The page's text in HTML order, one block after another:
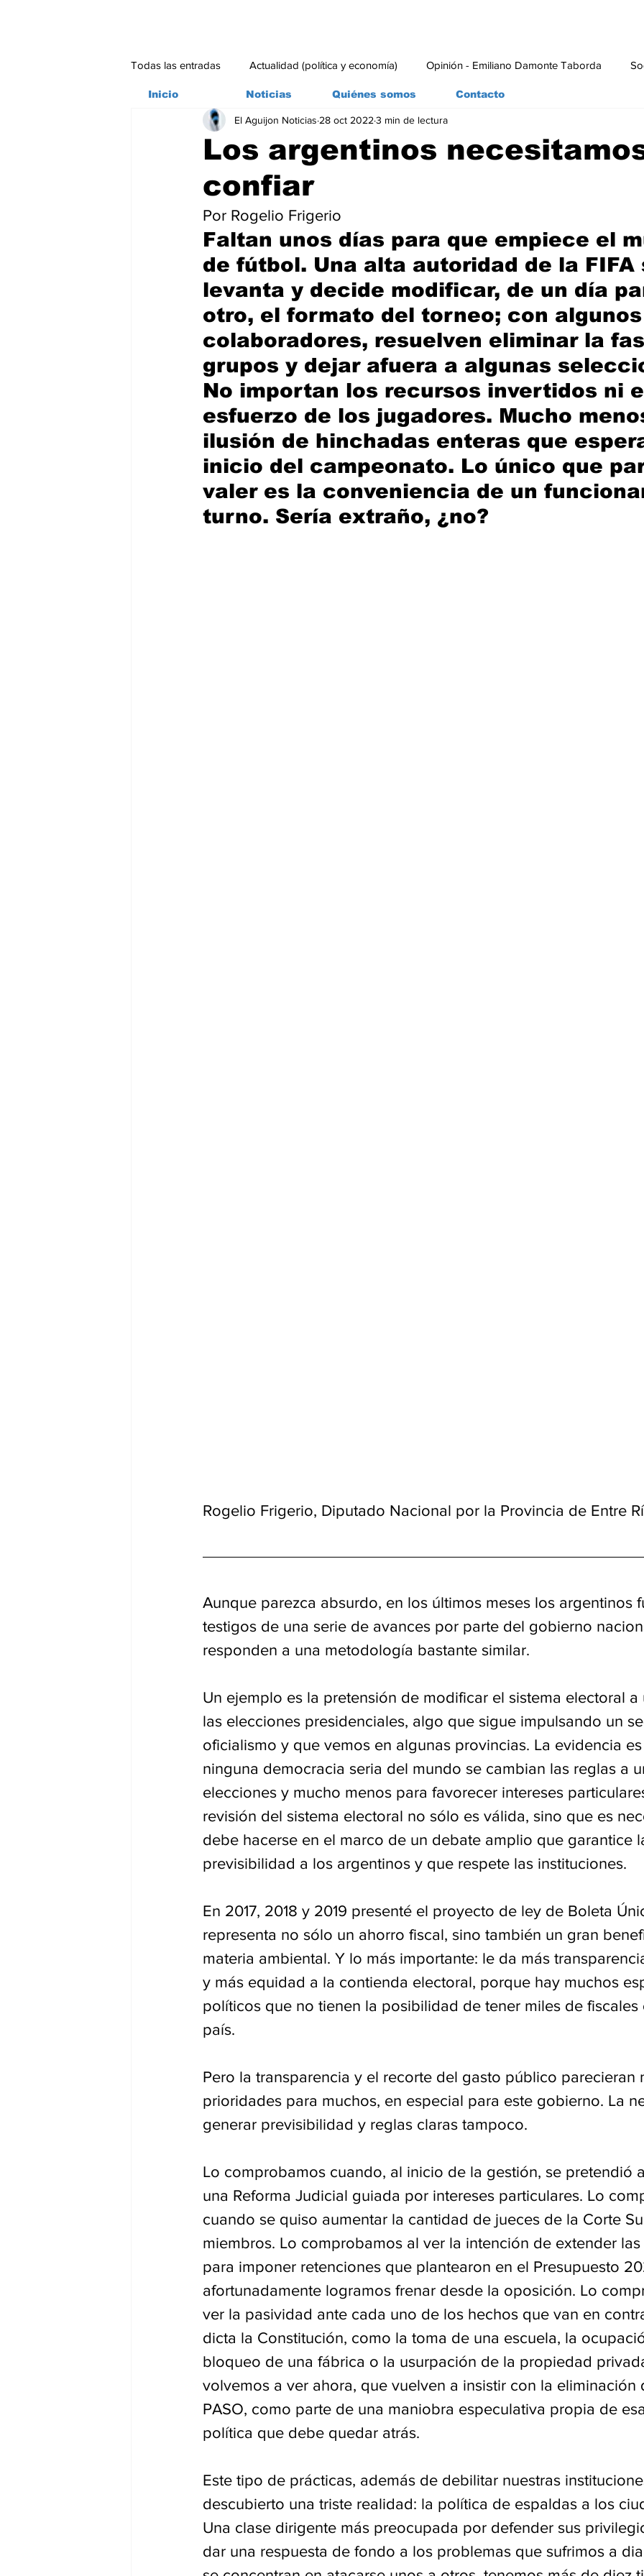
Todas las entradas Actualidad (política y economía) Opinión - Emiliano Damonte Taborda
Ambiente Editorial Economía y Producción
Los argentinos
confiar
El Aguijon Noticias 28 oct 2022 3 min de lectura
Faltan unos días para que empiece el
de fútbol. Una alta autoridad de la FIFA
levanta y decide modificar, de un día
otro, el formato del torneo; con algunos
colaboradores, resuelven eliminar la
grupos y dejar afuera a algunas
No importan los recursos invertidos ni
esfuerzo de los jugadores. Mucho
ilusión de hinchadas enteras que
inicio del campeonato. Lo único que
valer es la conveniencia de un
turno. Sería extraño, ¿no?
Rogelio Frigerio, Diputado Nacional por la Provincia de Entre
Aunque parezca absurdo, en los últimos meses los argentinos
testigos de una serie de avances por parte del gobierno
responden a una metodología bastante similar.
Un ejemplo es la pretensión de modificar el sistema electoral a
las elecciones presidenciales, algo que sigue impulsando un
oficialismo y que vemos en algunas provincias. La evidencia
ninguna democracia seria del mundo se cambian las reglas a
elecciones y mucho menos para favorecer intereses
revisión del sistema electoral no sólo es válida, sino que es
debe hacerse en el marco de un debate amplio que garantice
previsibilidad a los argentinos y que respete las instituciones.
En 2017, 2018 y 2019 presenté el proyecto de ley de Boleta
representa no sólo un ahorro fiscal, sino también un gran
materia ambiental. Y lo más importante: le da más
y más equidad a la contienda electoral, porque hay muchos
políticos que no tienen la posibilidad de tener miles de fiscales
país.
Pero la transparencia y el recorte del gasto público parecieran
prioridades para muchos, en especial para este gobierno. La
generar previsibilidad y reglas claras tampoco.
Lo comprobamos cuando, al inicio de la gestión, se pretendió
una Reforma Judicial guiada por intereses particulares. Lo
cuando se quiso aumentar la cantidad de jueces de la Corte
miembros. Lo comprobamos al ver la intención de extender
para imponer retenciones que plantearon en el Presupuesto
afortunadamente logramos frenar desde la oposición. Lo
ver la pasividad ante cada uno de los hechos que van en
dicta la Constitución, como la toma de una escuela, la
bloqueo de una fábrica o la usurpación de la propiedad
volvemos a ver ahora, que vuelven a insistir con la eliminación
PASO, como parte de una maniobra especulativa propia de
política que debe quedar atrás.
Este tipo de prácticas, además de debilitar nuestras
descubierto una triste realidad: la política de espaldas a los
Una clase dirigente más preocupada por defender sus
dar una respuesta de fondo a los problemas que sufrimos a
Inicio Noticias Quiénes somos Contacto